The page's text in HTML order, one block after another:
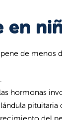
en
de menos
hormonas
pituitaria